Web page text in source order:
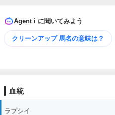
Agent i に聞いてみよう
クリーンアップ 馬名の意味は？
血統
ラプシイ